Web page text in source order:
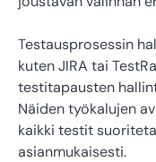
Testausprosessin
kuten JIRA tai
testitapausten
Näiden työkalujen
kaikki testit
asianmukaisesti.